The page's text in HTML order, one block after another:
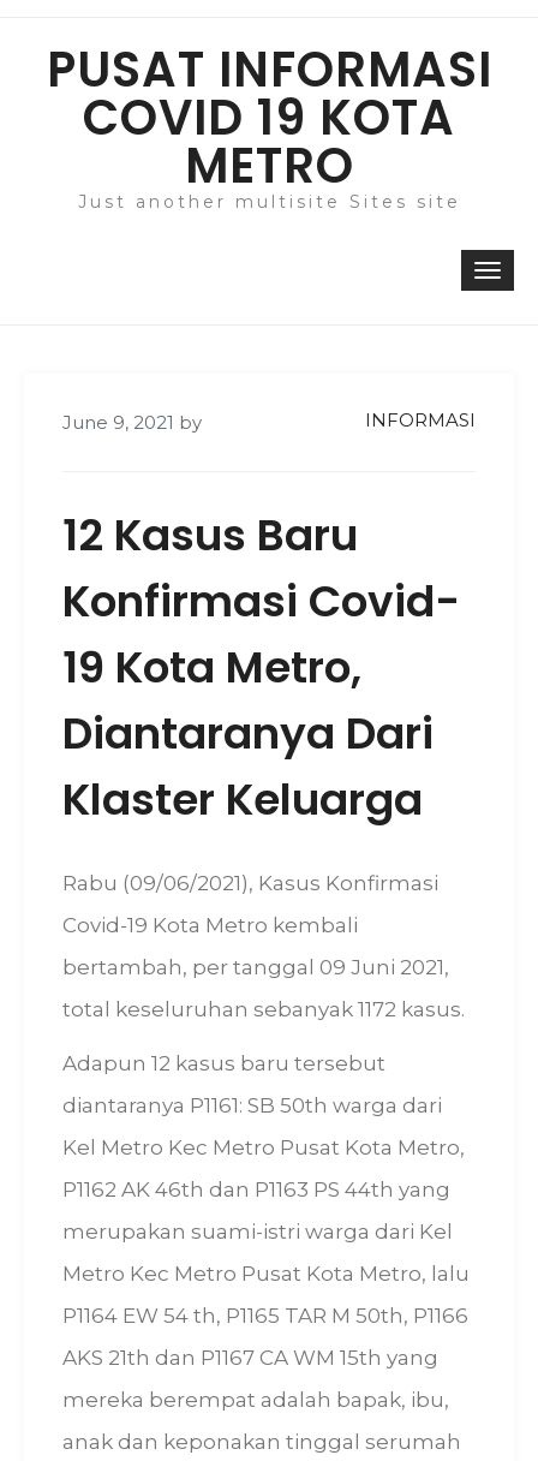
contentPUSAT INFORMASI
COVID 19 KOTA
METRO
Just another multisite Sites site
June 9, 2021 by INFORMASI
12 Kasus Baru
Konfirmasi Covid-
19 Kota Metro,
Diantaranya Dari
Klaster Keluarga
Rabu (09/06/2021), Kasus Konfirmasi
Covid-19 Kota Metro kembali
bertambah, per tanggal 09 Juni 2021,
total keseluruhan sebanyak 1172 kasus.
Adapun 12 kasus baru tersebut
diantaranya P1161: SB 50th warga dari
Kel Metro Kec Metro Pusat Kota Metro,
P1162 AK 46th dan P1163 PS 44th yang
merupakan suami-istri warga dari Kel
Metro Kec Metro Pusat Kota Metro, lalu
P1164 EW 54 th, P1165 TAR M 50th, P1166
AKS 21th dan P1167 CA WM 15th yang
mereka berempat adalah bapak, ibu,
anak dan keponakan tinggal serumah